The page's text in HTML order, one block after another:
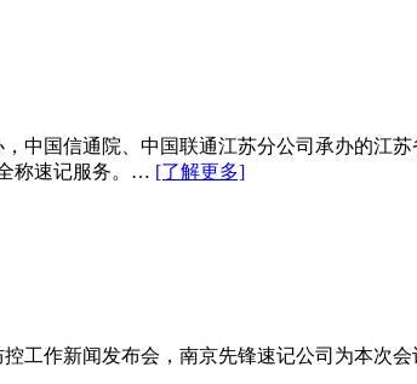
中国信通院、中国联通江苏分公司承办的江
称速记服务。… [了解更多]
工作新闻发布会，南京先锋速记公司为本次